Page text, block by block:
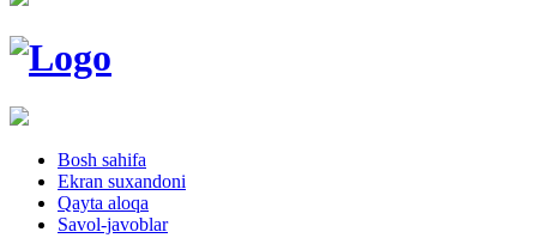
Bosh sahifa
Ekran suxandoni
Qayta aloqa
Savol-javoblar